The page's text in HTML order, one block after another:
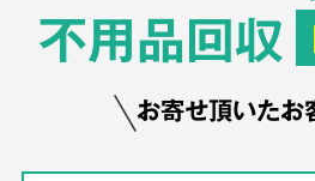
不用品回収
お寄せ頂いたお